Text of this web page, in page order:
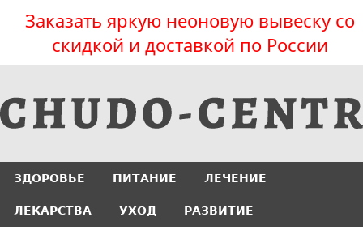
Заказать яркую неоновую вывеску со
скидкой и доставкой по России
ЗДОРОВЬЕ ПИТАНИЕ ЛЕЧЕНИЕ
ЛЕКАРСТВА УХОД РАЗВИТИЕ